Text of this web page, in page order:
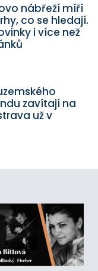
nábřeží míří
co se hledají.
i více než
zavítají na
už v